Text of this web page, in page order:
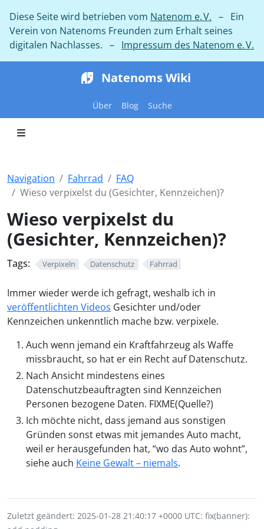
Diese Seite wird betrieben vom Natenom e. V. – Ein
Verein von Natenoms Freunden zum Erhalt seines
digitalen Nachlasses. – Impressum des Natenom e. V.
Natenoms Wiki
Über Blog Suche
Navigation Fahrrad
FAQ
Wieso verpixelst du (Gesichter, Kennzeichen)?
Wieso verpixelst du
(Gesichter, Kennzeichen)?
Tags: Verpixeln Datenschutz Fahrrad
Immer wieder werde ich gefragt, weshalb ich in
veröffentlichten Videos Gesichter und/oder
Kennzeichen unkenntlich mache bzw. verpixele.
Auch wenn jemand ein Kraftfahrzeug als Waffe
missbraucht, so hat er ein Recht auf Datenschutz.
Nach Ansicht mindestens eines
Datenschutzbeauftragten sind Kennzeichen
Personen bezogene Daten. FIXME(Quelle?)
Ich möchte nicht, dass jemand aus sonstigen
Gründen sonst etwas mit jemandes Auto macht,
weil er herausgefunden hat, “wo das Auto wohnt”,
siehe auch Keine Gewalt – niemals.
Zuletzt geändert: 2025-01-28 21:40:17 +0000 UTC: fix(banner):